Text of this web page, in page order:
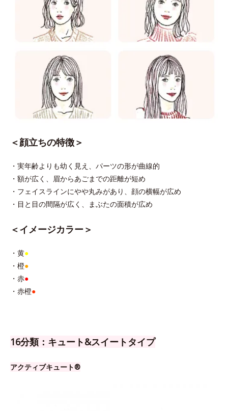
＜顔立ちの特徴＞
・実年齢よりも幼く見え、パーツの形が曲線的
・額が広く、眉からあごまでの距離が短め
・フェイスラインにやや丸みがあり、顔の横幅が広め
・目と目の間隔が広く、まぶたの面積が広め
＜イメージカラー＞
・黄●
・橙●
・赤●
・赤橙●
16分類：キュート&スイートタイプ
アクティブキュート®